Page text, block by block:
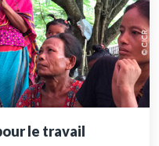
le travail